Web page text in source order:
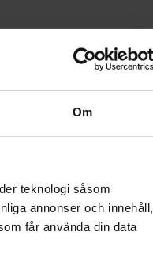
Om
teknologi såsom
annonser och innehåll,
får använda din data